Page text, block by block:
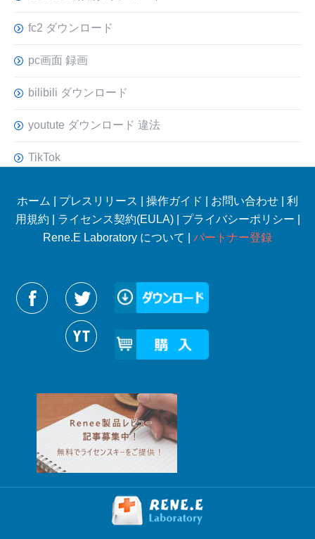
fc2 ダウンロード
pc画面 録画
bilibili ダウンロード
youtute ダウンロード 違法
TikTok
ホーム プレスリリース 操作ガイド お問い合わせ
利
用規約
ライセンス契約(EULA)| プライバシーポリシー
Rene.E Laboratory について | パートナー登録
Reneelabをフォローする